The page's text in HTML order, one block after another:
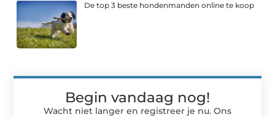
De top 3 beste hondenmanden online te koop
Begin vandaag nog!
Wacht niet langer en registreer je nu. Ons